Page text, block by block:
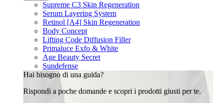
Supreme C3 Skin Regeneration
Serum Layering System
Retinol [A4] Skin Regeneration
Body Concept
Lifting Code Diffusion Filler
Primaluce Exfo & White
Age Beauty Secret
Sundefense
Hai bisogno di una guida?
Rispondi a poche domande e scopri i prodotti giusti per te.